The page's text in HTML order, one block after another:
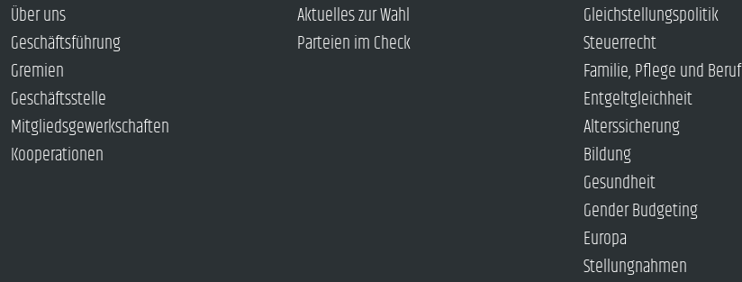
Über uns
Geschäftsführung
Gremien
Geschäftsstelle
Mitgliedsgewerkschaften
Kooperationen
Aktuelles zur Wahl
Parteien im Check
Gleichstellungspolitik
Steuerrecht
Familie, Pflege und Beruf
Entgeltgleichheit
Alterssicherung
Bildung
Gesundheit
Gender Budgeting
Europa
Stellungnahmen